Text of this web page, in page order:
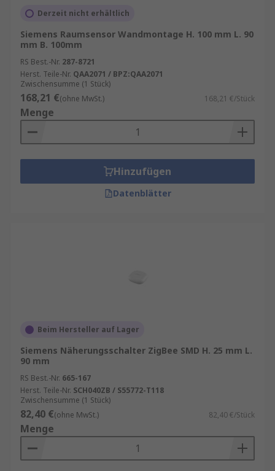
Derzeit nicht erhältlich
Siemens Raumsensor Wandmontage H. 100 mm L. 90
mm B. 100mm
RS Best.-Nr. 287-8721
Herst. Teile-Nr. QAA2071 / BPZ:QAA2071
Zwischensumme (1 Stück)
168,21 €(ohne MwSt.) 168,21 €/Stück
Menge
Hinzufügen
Datenblätter
Beim Hersteller auf Lager
Siemens Näherungsschalter ZigBee SMD H. 25 mm L.
90 mm
RS Best.-Nr. 665-167
Herst. Teile-Nr. SCH040ZB / S55772-T118
Zwischensumme (1 Stück)
82,40 €(ohne MwSt.) 82,40 €/Stück
Menge